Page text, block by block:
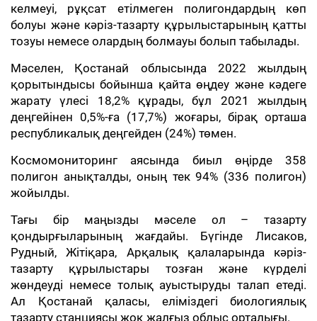
келмеуі, рұқсат етілмеген полигондардың көп
болуы және кәріз-тазарту құрылыстарының қатты
тозуы немесе олардың болмауы болып табылады.
Мәселен, Қостанай облысында 2022 жылдың
қорытындысы бойынша қайта өңдеу және кәдеге
жарату үлесі 18,2% құрады, бұл 2021 жылдың
деңгейінен 0,5%-ға (17,7%) жоғары, бірақ орташа
республикалық деңгейден (24%) төмен.
Космомониторинг аясында биыл өңірде 358
полигон анықталды, оның тек 94% (336 полигон)
жойылды.
Тағы бір маңызды мәселе ол – тазарту
қондырғыларының жағдайы. Бүгінде Лисаков,
Рудный, Жітіқара, Арқалық қалаларында кәріз-
тазарту құрылыстары тозған және күрделі
жөндеуді немесе толық ауыстыруды талап етеді.
Ал Қостанай қаласы, еліміздегі биологиялық
тазарту станциясы жоқ жалғыз облыс орталығы.